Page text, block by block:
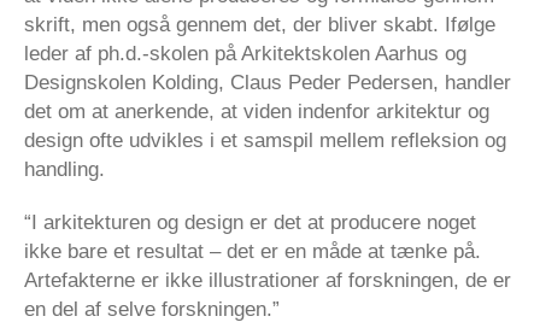
skrift, men også gennem det, der bliver skabt. Ifølge
leder af ph.d.-skolen på Arkitektskolen Aarhus og
Designskolen Kolding, Claus Peder Pedersen, handler
det om at anerkende, at viden indenfor arkitektur og
design ofte udvikles i et samspil mellem refleksion og
handling.
“I arkitekturen og design er det at producere noget
ikke bare et resultat – det er en måde at tænke på.
Artefakterne er ikke illustrationer af forskningen, de er
en del af selve forskningen.”